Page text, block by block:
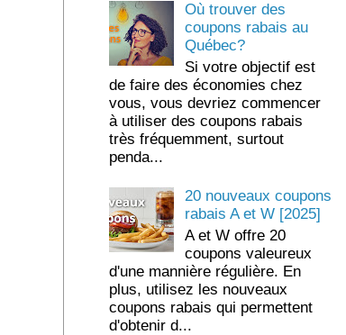
Où trouver des
coupons rabais au
Québec?
Si votre objectif est
de faire des économies chez
vous, vous devriez commencer
à utiliser des coupons rabais
très fréquemment, surtout
penda...
20 nouveaux coupons
rabais A et W [2025]
A et W offre 20
coupons valeureux
d'une mannière régulière. En
plus, utilisez les nouveaux
coupons rabais qui permettent
d'obtenir d...